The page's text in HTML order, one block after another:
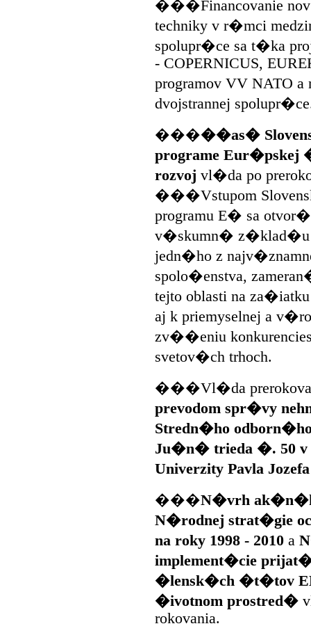
���Financovanie
techniky v r�mci
spolupr�ce sa t�ka
- COPERNICUS,
programov VV NATO
dvojstrannej
�����as�
programe Eur�pskej
rozvoj vl�da po
���Vstupom
programu E� sa
v�skumn� z�klad�u
jedn�ho z
spolo�enstva,
tejto oblasti na
aj k priemyselnej a
zv��eniu
svetov�ch trhoch.
���Vl�da
prevodom spr�vy
Stredn�ho
Ju�n� trieda �. 50 v
Univerzity Pavla
���N�vrh
N�rodnej strat�gie
na roky 1998 - 2010 a
implement�cie
�lensk�ch �t�tov
�ivotnom prostred�
rokovania.